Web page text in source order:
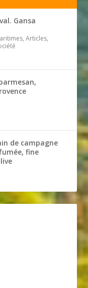
Gansa
Articles,
de campagne
fine